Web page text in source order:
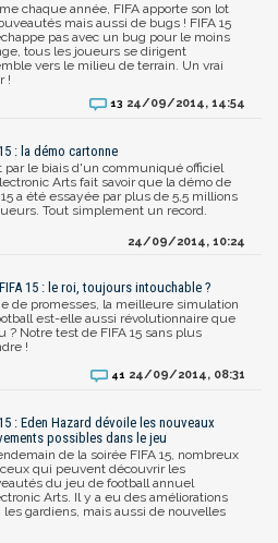
chaque année, FIFA apporte son lot
mais aussi de bugs ! FIFA 15
pas avec un bug pour le moins
tous les joueurs se dirigent
vers le milieu de terrain. Un vrai
!
13 24/09/2014, 14:54
: la démo cartonne
par le biais d'un communiqué officiel
Arts fait savoir que la démo de
15 a été essayée par plus de 5,5 millions
Tout simplement un record.
24/09/2014, 10:24
15 : le roi, toujours intouchable ?
de promesses, la meilleure simulation
est-elle aussi révolutionnaire que
? Notre test de FIFA 15 sans plus
!
41 24/09/2014, 08:31
: Eden Hazard dévoile les nouveaux
possibles dans le jeu
de la soirée FIFA 15, nombreux
qui peuvent découvrir les
du jeu de football annuel
Arts. Il y a eu des améliorations
les gardiens, mais aussi de nouvelles